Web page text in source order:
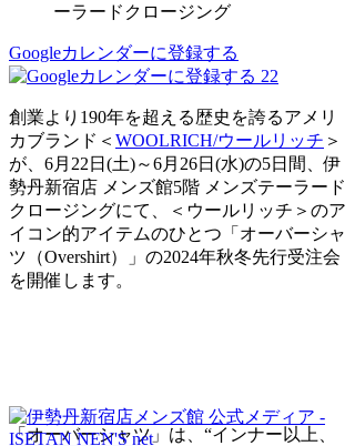
ーラードクロージング
Googleカレンダーに登録する
22
創業より190年を超える歴史を誇るアメリ
カブランド＜ WOOLRICH/ウールリッチ ＞
が、6月22日(土)～6月26日(水)の5日間、伊
勢丹新宿店 メンズ館5階 メンズテーラード
クロージングにて、＜ウールリッチ＞のア
イコン的アイテムのひとつ「オーバーシャ
ツ（Overshirt）」の2024年秋冬先行受注会
を開催します。
「オーバーシャツ」は、“インナー以上、